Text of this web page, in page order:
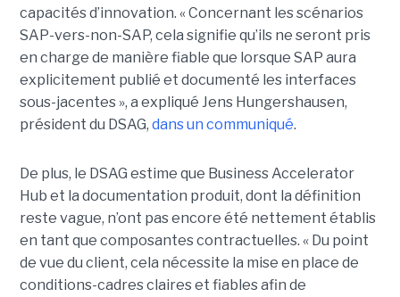
capacités d’innovation. « Concernant les scénarios
SAP-vers-non-SAP, cela signifie qu’ils ne seront pris
en charge de manière fiable que lorsque SAP aura
explicitement publié et documenté les interfaces
sous-jacentes », a expliqué Jens Hungershausen,
président du DSAG, dans un communiqué.
De plus, le DSAG estime que Business Accelerator
Hub et la documentation produit, dont la définition
reste vague, n’ont pas encore été nettement établis
en tant que composantes contractuelles. « Du point
de vue du client, cela nécessite la mise en place de
conditions-cadres claires et fiables afin de